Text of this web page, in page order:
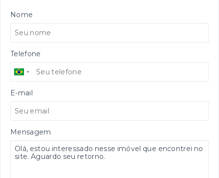
Nome
Telefone
E-mail
Mensagem